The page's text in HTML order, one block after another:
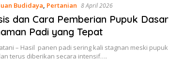
Budidaya, Pertanian 8 April 2026
dan Cara Pemberian Pupuk Dasar
Padi yang Tepat
– Hasil panen padi sering kali stagnan meski pupuk
terus diberikan secara intensif….